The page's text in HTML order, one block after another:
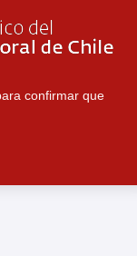
confirmar que